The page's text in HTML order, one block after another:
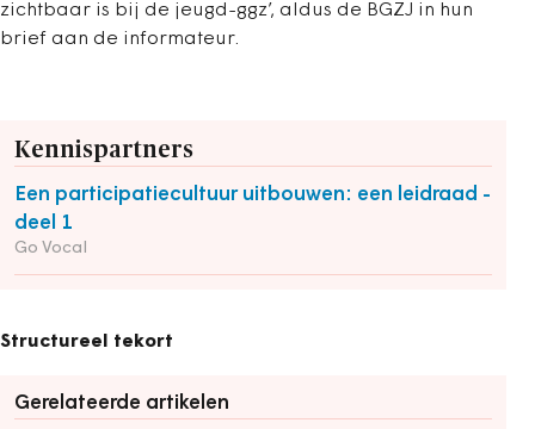
zichtbaar is bij de jeugd-ggz’, aldus de BGZJ in hun
brief aan de informateur.
Kennispartners
Een participatiecultuur uitbouwen: een leidraad -
deel 1
Go Vocal
Structureel tekort
Gerelateerde artikelen